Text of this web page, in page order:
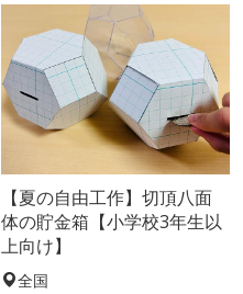
【夏の自由工作】切頂八面
体の貯金箱【小学校3年生以
上向け】
全国